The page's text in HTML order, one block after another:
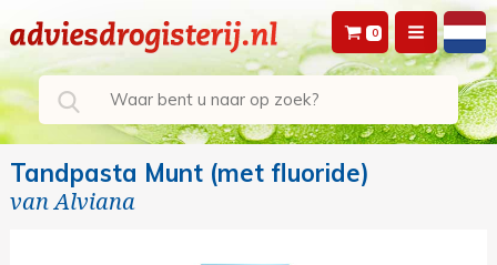
0
Tandpasta Munt (met fluoride)
vanAlviana